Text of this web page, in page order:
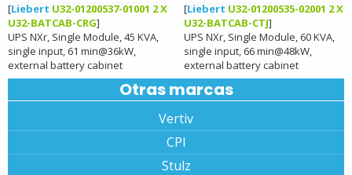
[Liebert U32-01200537-01001 2 X
U32-BATCAB-CRG]
UPS NXr, Single Module, 45 KVA,
single input, 61 min@36kW,
external battery cabinet
[Liebert U32-01200535-02001 2 X
U32-BATCAB-CTJ]
UPS NXr, Single Module, 60 KVA,
single input, 66 min@48kW,
external battery cabinet
Otras marcas
Vertiv
CPI
Stulz